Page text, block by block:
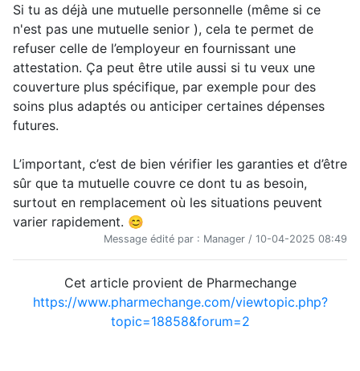
Si tu as déjà une mutuelle personnelle (même si ce
n'est pas une mutuelle senior ), cela te permet de
refuser celle de l’employeur en fournissant une
attestation. Ça peut être utile aussi si tu veux une
couverture plus spécifique, par exemple pour des
soins plus adaptés ou anticiper certaines dépenses
futures.
L’important, c’est de bien vérifier les garanties et d’être
sûr que ta mutuelle couvre ce dont tu as besoin,
surtout en remplacement où les situations peuvent
varier rapidement. 😊
Message édité par : Manager / 10-04-2025 08:49
Cet article provient de Pharmechange
https://www.pharmechange.com/viewtopic.php?
topic=18858&forum=2